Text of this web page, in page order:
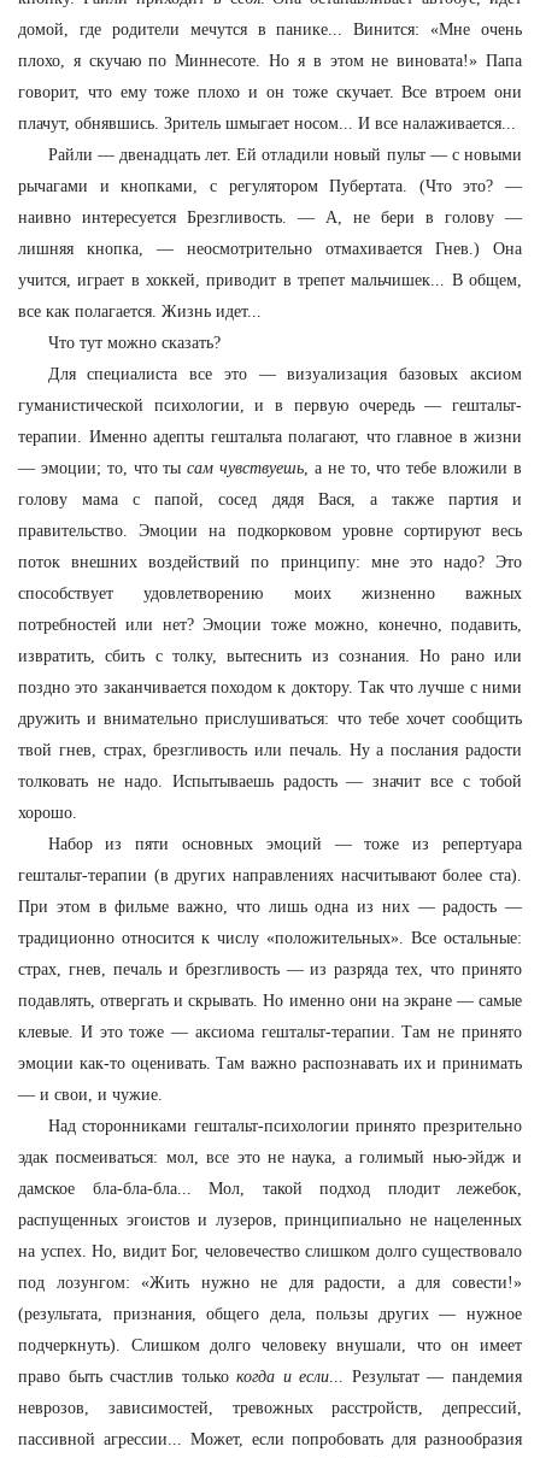
домой, где родители мечутся в панике... Винится: «Мне очень
плохо, я скучаю по Миннесоте. Но я в этом не виновата!» Папа
говорит, что ему тоже плохо и он тоже скучает. Все втроем они
плачут, обнявшись. Зритель шмыгает носом... И все налаживается...
Райли — двенадцать лет. Ей отладили новый пульт — с новыми
рычагами и кнопками, с регулятором Пубертата. (Что это? —
наивно интересуется Брезгливость. — А, не бери в голову —
лишняя кнопка, — неосмотрительно отмахивается Гнев.) Она
учится, играет в хоккей, приводит в трепет мальчишек... В общем,
все как полагается. Жизнь идет...
Что тут можно сказать?
Для специалиста все это — визуализация базовых аксиом
гуманистической психологии, и в первую очередь — гештальт-
терапии. Именно адепты гештальта полагают, что главное в жизни
— эмоции; то, что тысам чувствуешь, а не то, что тебе вложили в
голову мама с папой, сосед дядя Вася, а также партия и
правительство. Эмоции на подкорковом уровне сортируют весь
поток внешних воздействий по принципу: мне это надо? Это
способствует удовлетворению моих жизненно важных
потребностей или нет? Эмоции тоже можно, конечно, подавить,
извратить, сбить с толку, вытеснить из сознания. Но рано или
поздно это заканчивается походом к доктору. Так что лучше с ними
дружить и внимательно прислушиваться: что тебе хочет сообщить
твой гнев, страх, брезгливость или печаль. Ну а послания радости
толковать не надо. Испытываешь радость — значит все с тобой
хорошо.
Набор из пяти основных эмоций — тоже из репертуара
гештальт-терапии (в других направлениях насчитывают более ста).
При этом в фильме важно, что лишь одна из них — радость —
традиционно относится к числу «положительных». Все остальные:
страх, гнев, печаль и брезгливость — из разряда тех, что принято
подавлять, отвергать и скрывать. Но именно они на экране — самые
клевые. И это тоже — аксиома гештальт-терапии. Там не принято
эмоции как-то оценивать. Там важно распознавать их и принимать
— и свои, и чужие.
Над сторонниками гештальт-психологии принято презрительно
эдак посмеиваться: мол, все это не наука, а голимый нью-эйдж и
дамское бла-бла-бла... Мол, такой подход плодит лежебок,
распущенных эгоистов и лузеров, принципиально не нацеленных
на успех. Но, видит Бог, человечество слишком долго существовало
под лозунгом: «Жить нужно не для радости, а для совести!»
(результата, признания, общего дела, пользы других — нужное
подчеркнуть). Слишком долго человеку внушали, что он имеет
право быть счастлив толькокогда и если... Результат — пандемия
неврозов, зависимостей, тревожных расстройств, депрессий,
пассивной агрессии... Может, если попробовать для разнообразия